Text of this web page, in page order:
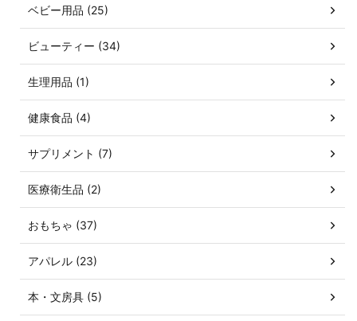
ベビー用品 (25)
ビューティー (34)
生理用品 (1)
健康食品 (4)
サプリメント (7)
医療衛生品 (2)
おもちゃ (37)
アパレル (23)
本・文房具 (5)